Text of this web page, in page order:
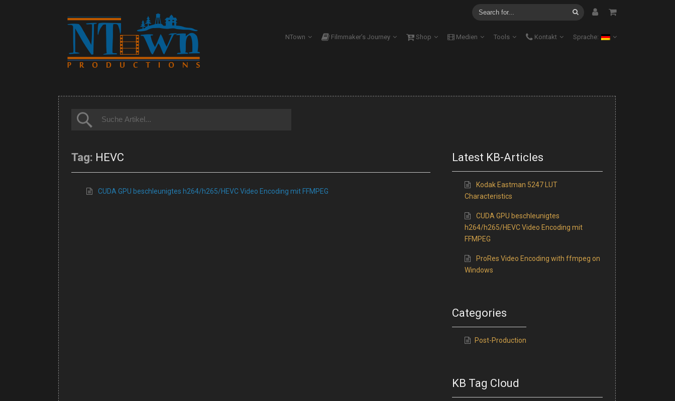
NTown Filmmaker’s Journey Shop Medien Tools Kontakt Sprache:
Tag: HEVC
CUDA GPU beschleunigtes h264/h265/HEVC Video Encoding mit FFMPEG
Latest KB-Articles
Kodak Eastman 5247 LUT
Characteristics
CUDA GPU beschleunigtes
h264/h265/HEVC Video Encoding mit
FFMPEG
ProRes Video Encoding with ffmpeg on
Windows
Categories
Post-Production
KB Tag Cloud